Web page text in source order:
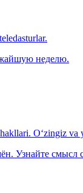
неделю.
O‘zingiz
Узнайте смысл